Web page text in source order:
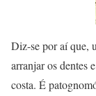
Diz-se por aí que,
arranjar os dentes
costa. É